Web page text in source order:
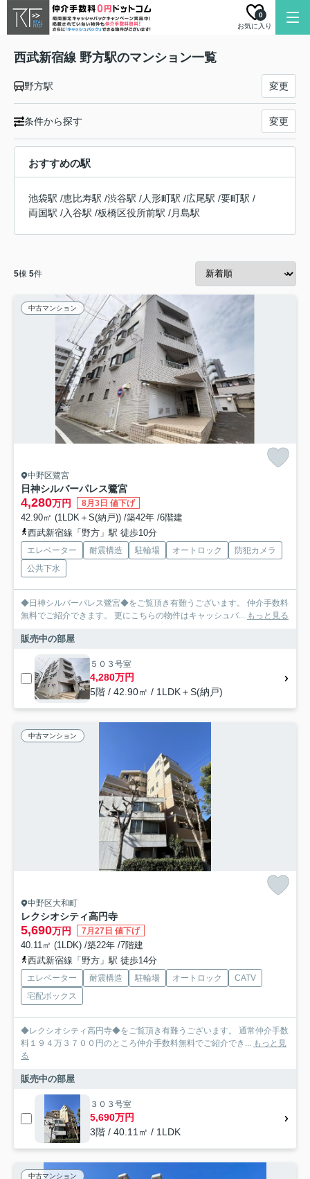
お気に入り
0
西武新宿線 野方駅のマンション一覧
野方駅 変更
条件から探す 変更
おすすめの駅
池袋駅 /恵比寿駅 /渋谷駅 /人形町駅 /広尾駅 /要町駅 /
両国駅 /入谷駅 /板橋区役所前駅 /月島駅
5棟 5件
中古マンション
中野区鷺宮
日神シルバーパレス鷺宮
4,280万円 8月3日 値下げ
42.90㎡ (1LDK＋S(納戸)) /築42年 /6階建
西武新宿線「野方」駅 徒歩10分
エレベーター 耐震構造 駐輪場 オートロック
防犯カメラ
公共下水
◆日神シルバーパレス鷺宮◆をご覧頂き有難うございます。 仲介手数料
無料でご紹介できます。 更にこちらの物件はキャッシュバ... もっと見る
販売中の部屋
５０３号室
4,280万円
5階 / 42.90㎡ / 1LDK＋S(納戸)
中古マンション
中野区大和町
レクシオシティ高円寺
5,690万円 7月27日 値下げ
40.11㎡ (1LDK) /築22年 /7階建
西武新宿線「野方」駅 徒歩14分
エレベーター 耐震構造 駐輪場 オートロック
CATV
宅配ボックス
◆レクシオシティ高円寺◆をご覧頂き有難うございます。 通常仲介手数
料１９４万３７００円のところ仲介手数料無料でご紹介でき... もっと見
る
販売中の部屋
３０３号室
5,690万円
3階 / 40.11㎡ / 1LDK
中古マンション